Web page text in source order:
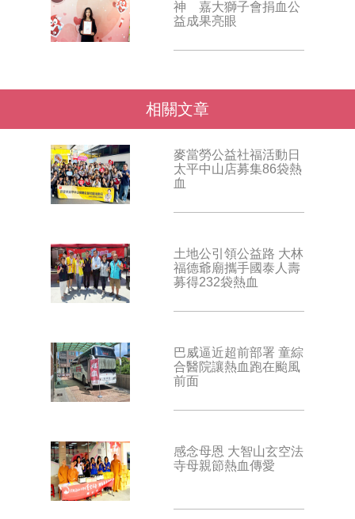
神 嘉大獅子會捐血公
益成果亮眼
相關文章
麥當勞公益社福活動日
太平中山店募集86袋熱
血
土地公引領公益路 大林
福德爺廟攜手國泰人壽
募得232袋熱血
巴威逼近超前部署 童綜
合醫院讓熱血跑在颱風
前面
感念母恩 大智山玄空法
寺母親節熱血傳愛